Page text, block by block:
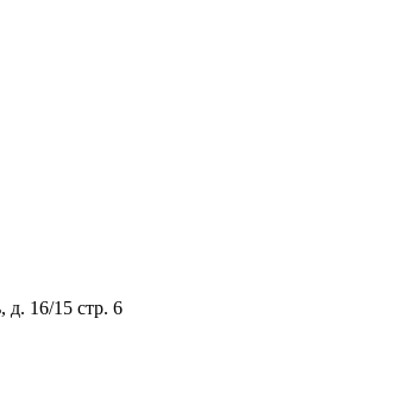
д. 16/15 стр. 6